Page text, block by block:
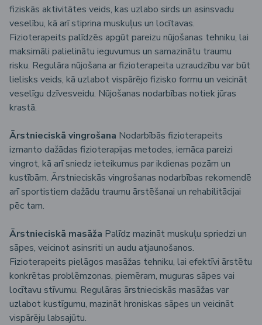
fiziskās aktivitātes veids, kas uzlabo sirds un asinsvadu
veselību, kā arī stiprina muskuļus un locītavas.
Fizioterapeits palīdzēs apgūt pareizu nūjošanas tehniku, lai
maksimāli palielinātu ieguvumus un samazinātu traumu
risku. Regulāra nūjošana ar fizioterapeita uzraudzību var būt
lielisks veids, kā uzlabot vispārējo fizisko formu un veicināt
veselīgu dzīvesveidu. Nūjošanas nodarbības notiek jūras
krastā.
Ārstnieciskā vingrošana Nodarbībās fizioterapeits
izmanto dažādas fizioterapijas metodes, iemāca pareizi
vingrot, kā arī sniedz ieteikumus par ikdienas pozām un
kustībām. Ārstnieciskās vingrošanas nodarbības rekomendē
arī sportistiem dažādu traumu ārstēšanai un rehabilitācijai
pēc tam.
Ārstnieciskā masāža Palīdz mazināt muskuļu spriedzi un
sāpes, veicinot asinsriti un audu atjaunošanos.
Fizioterapeits pielāgos masāžas tehniku, lai efektīvi ārstētu
konkrētas problēmzonas, piemēram, muguras sāpes vai
locītavu stīvumu. Regulāras ārstnieciskās masāžas var
uzlabot kustīgumu, mazināt hroniskas sāpes un veicināt
vispārēju labsajūtu.